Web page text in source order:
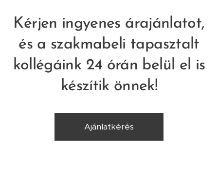
Kérjen ingyenes árajánlatot,
és a szakmabeli tapasztalt
kollégáink 24 órán belül el is
készítik önnek!
Ajánlatkérés